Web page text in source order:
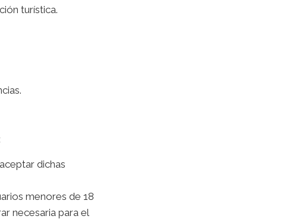
turística.
dichas
menores de 18
necesaria para el